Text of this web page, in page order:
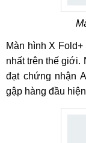
Màn hình X
nhất trên thế giới.
đạt chứng nhận
gập hàng đầu